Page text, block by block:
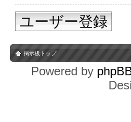
ユーザー登録
掲示板トップ
Powered by